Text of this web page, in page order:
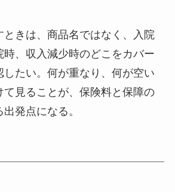
ときは、商品名ではなく、入院
時、収入減少時のどこをカバー
したい。何が重なり、何が空い
て見ることが、保険料と保障の
発点になる。